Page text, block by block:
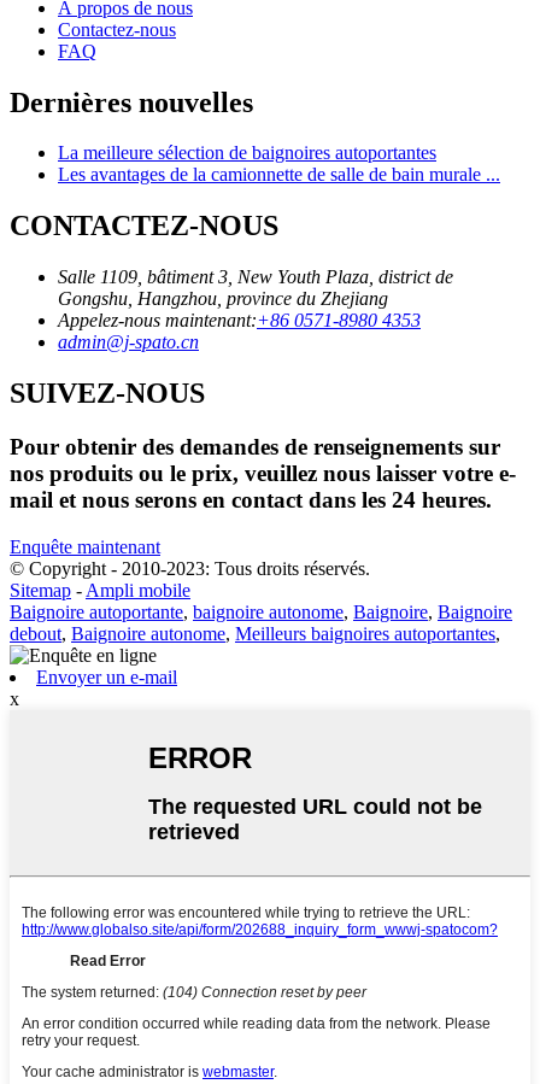
À propos de nous
Contactez-nous
FAQ
Dernières nouvelles
La meilleure sélection de baignoires autoportantes
Les avantages de la camionnette de salle de bain murale ...
CONTACTEZ-NOUS
Salle 1109, bâtiment 3, New Youth Plaza, district de
Gongshu, Hangzhou, province du Zhejiang
Appelez-nous maintenant:+86 0571-8980 4353
admin@j-spato.cn
SUIVEZ-NOUS
Pour obtenir des demandes de renseignements sur
nos produits ou le prix, veuillez nous laisser votre e-
mail et nous serons en contact dans les 24 heures.
Enquête maintenant
© Copyright - 2010-2023: Tous droits réservés.
Sitemap - Ampli mobile
Baignoire autoportante, baignoire autonome, Baignoire, Baignoire
debout, Baignoire autonome, Meilleurs baignoires autoportantes,
Envoyer un e-mail
x